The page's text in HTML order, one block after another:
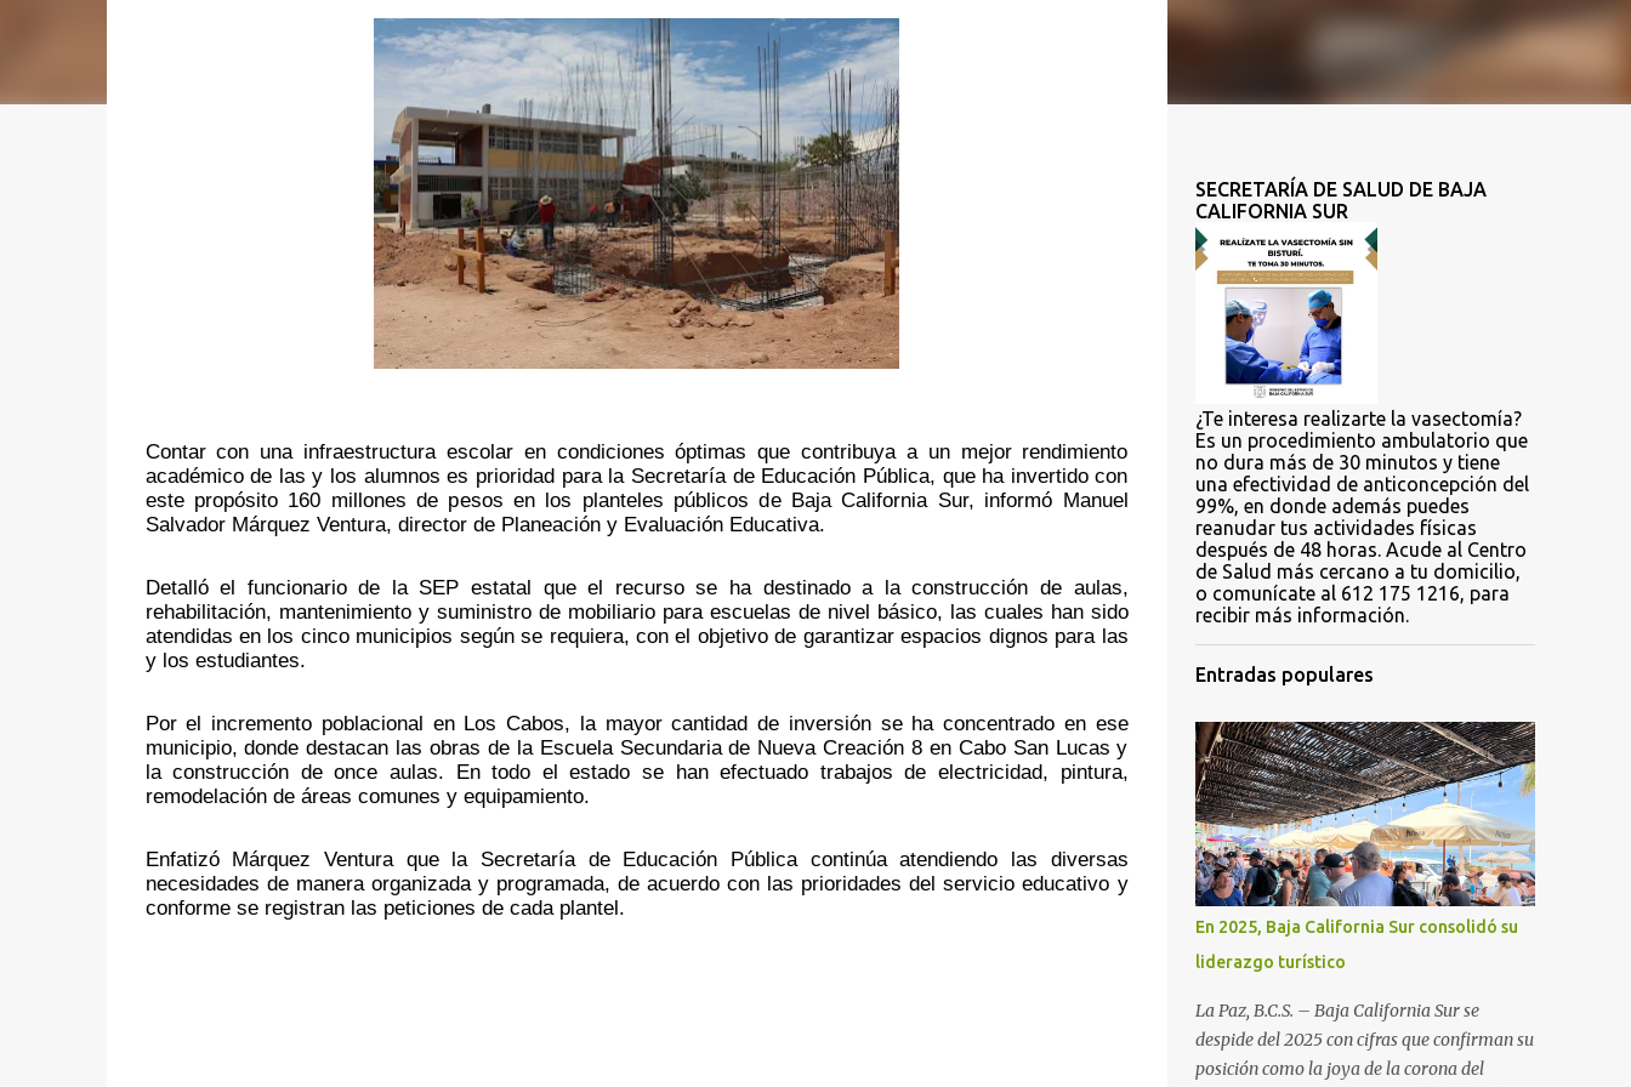
Contar con una infraestructura escolar en condiciones óptimas que contribuya a un mejor rendimiento
académico de las y los alumnos es prioridad para la Secretaría de Educación Pública, que ha invertido con
este propósito 160 millones de pesos en los planteles públicos de Baja California Sur, informó Manuel
Salvador Márquez Ventura, director de Planeación y Evaluación Educativa.
Detalló el funcionario de la SEP estatal que el recurso se ha destinado a la construcción de aulas,
rehabilitación, mantenimiento y suministro de mobiliario para escuelas de nivel básico, las cuales han sido
atendidas en los cinco municipios según se requiera, con el objetivo de garantizar espacios dignos para las
y los estudiantes.
Por el incremento poblacional en Los Cabos, la mayor cantidad de inversión se ha concentrado en ese
municipio, donde destacan las obras de la Escuela Secundaria de Nueva Creación 8 en Cabo San Lucas y
la construcción de once aulas. En todo el estado se han efectuado trabajos de electricidad, pintura,
remodelación de áreas comunes y equipamiento.
Enfatizó Márquez Ventura que la Secretaría de Educación Pública continúa atendiendo las diversas
necesidades de manera organizada y programada, de acuerdo con las prioridades del servicio educativo y
conforme se registran las peticiones de cada plantel.
SECRETARÍA DE SALUD DE BAJA
CALIFORNIA SUR
¿Te interesa realizarte la vasectomía?
Es un procedimiento ambulatorio que
no dura más de 30 minutos y tiene
una efectividad de anticoncepción del
99%, en donde además puedes
reanudar tus actividades físicas
después de 48 horas. Acude al Centro
de Salud más cercano a tu domicilio,
o comunícate al 612 175 1216, para
recibir más información.
Entradas populares
En 2025, Baja California Sur consolidó su
liderazgo turístico
La Paz, B.C.S. – Baja California Sur se
despide del 2025 con cifras que confirman su
posición como la joya de la corona del